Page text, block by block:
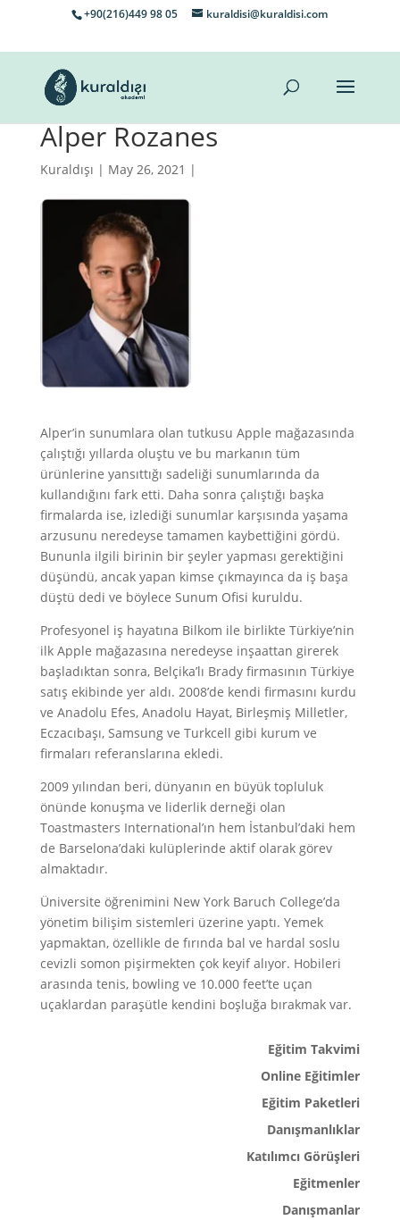
+90(216)449 98 05 kuraldisi@kuraldisi.com
Alper Rozanes
Kuraldışı | May 26, 2021 |
Alper’in sunumlara olan tutkusu Apple mağazasında
çalıştığı yıllarda oluştu ve bu markanın tüm
ürünlerine yansıttığı sadeliği sunumlarında da
kullandığını fark etti. Daha sonra çalıştığı başka
firmalarda ise, izlediği sunumlar karşısında yaşama
arzusunu neredeyse tamamen kaybettiğini gördü.
Bununla ilgili birinin bir şeyler yapması gerektiğini
düşündü, ancak yapan kimse çıkmayınca da iş başa
düştü dedi ve böylece Sunum Ofisi kuruldu.
Profesyonel iş hayatına Bilkom ile birlikte Türkiye’nin
ilk Apple mağazasına neredeyse inşaattan girerek
başladıktan sonra, Belçika’lı Brady firmasının Türkiye
satış ekibinde yer aldı. 2008’de kendi firmasını kurdu
ve Anadolu Efes, Anadolu Hayat, Birleşmiş Milletler,
Eczacıbaşı, Samsung ve Turkcell gibi kurum ve
firmaları referanslarına ekledi.
2009 yılından beri, dünyanın en büyük topluluk
önünde konuşma ve liderlik derneği olan
Toastmasters International’ın hem İstanbul’daki hem
de Barselona’daki kulüplerinde aktif olarak görev
almaktadır.
Üniversite öğrenimini New York Baruch College’da
yönetim bilişim sistemleri üzerine yaptı. Yemek
yapmaktan, özellikle de fırında bal ve hardal soslu
cevizli somon pişirmekten çok keyif alıyor. Hobileri
arasında tenis, bowling ve 10.000 feet’te uçan
uçaklardan paraşütle kendini boşluğa bırakmak var.
Eğitim Takvimi
Online Eğitimler
Eğitim Paketleri
Danışmanlıklar
Katılımcı Görüşleri
Eğitmenler
Danışmanlar